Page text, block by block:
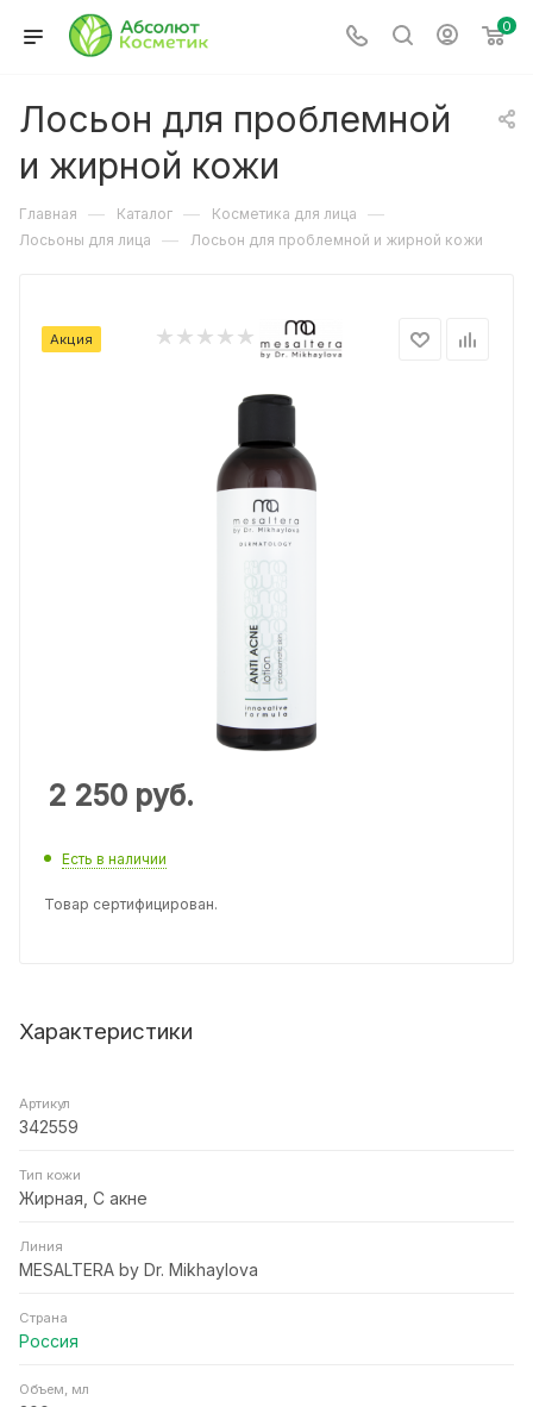
0
Лосьон для проблемной
и жирной кожи
Главная — Каталог — Косметика для лица —
Лосьоны для лица — Лосьон для проблемной и жирной кожи
Акция
2 250 руб.
Есть в наличии
Товар сертифицирован.
Характеристики
Артикул
342559
Тип кожи
Жирная, С акне
Линия
MESALTERA by Dr. Mikhaylova
Страна
Россия
Объем, мл